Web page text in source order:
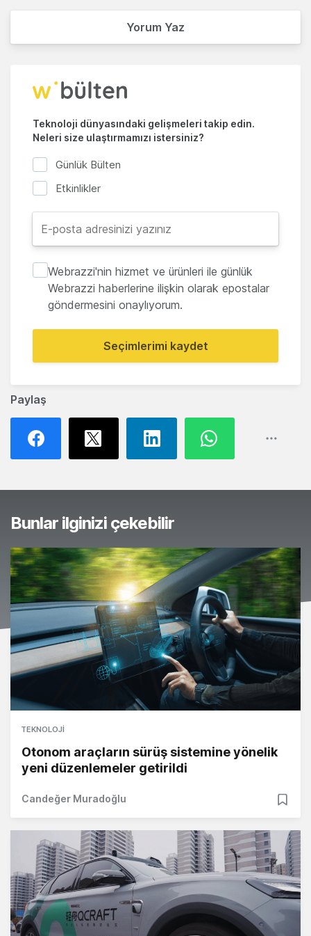
Paylaş
Yorum Yaz
Teknoloji dünyasındaki gelişmeleri takip edin.
Neleri size ulaştırmamızı istersiniz?
Günlük Bülten
Etkinlikler
Webrazzi'nin hizmet ve ürünleri ile günlük
Webrazzi haberlerine ilişkin olarak epostalar
göndermesini onaylıyorum.
Seçimlerimi kaydet
Bunlar ilginizi çekebilir
TEKNOLOJI
Otonom araçların sürüş sistemine yönelik
yeni düzenlemeler getirildi
Candeğer Muradoğlu